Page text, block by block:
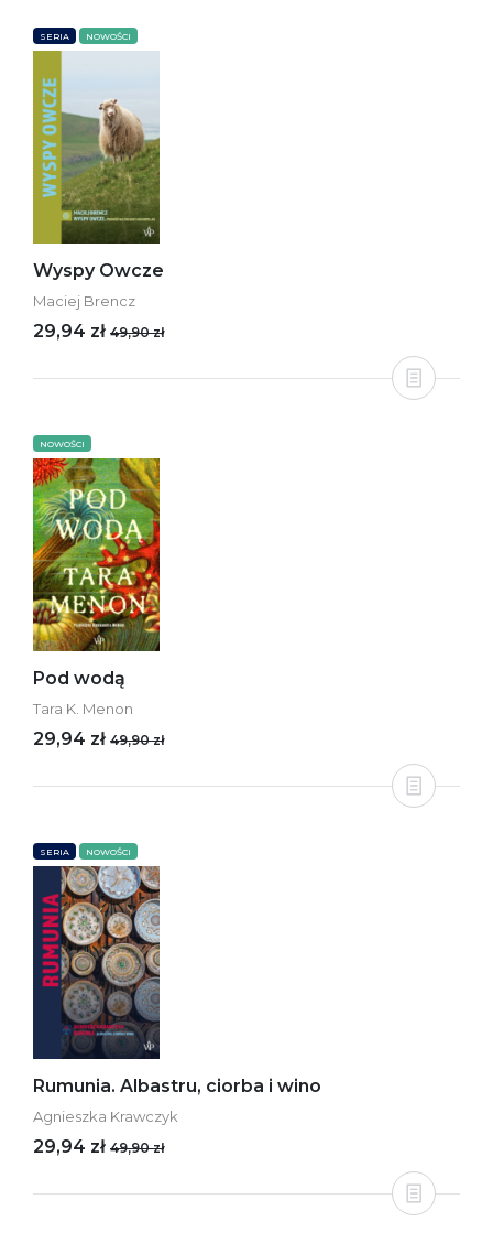
SERIA NOWOŚCI
Wyspy Owcze
Maciej Brencz
29,94 zł 49,90 zł
NOWOŚCI
Pod wodą
Tara K. Menon
29,94 zł 49,90 zł
SERIA NOWOŚCI
Rumunia. Albastru, ciorba i wino
Agnieszka Krawczyk
29,94 zł 49,90 zł